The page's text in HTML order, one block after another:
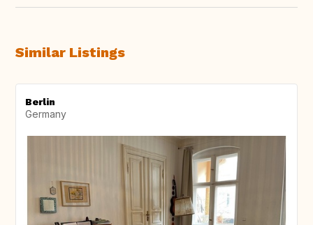
Similar Listings
Berlin
Germany